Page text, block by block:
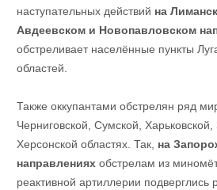
наступательных действий на
Авдеевском и Новопавловском
обстреливает населённые пункты
областей.
Также оккупантами обстрелян ряд
Черниговской, Сумской,
Херсонской областях. Так, на
направленияхобстрелам из
реактивной артиллерии